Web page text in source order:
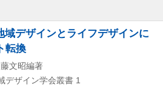
域デザインとライフデザインに
転換
文昭編著
デザイン学会叢書 1